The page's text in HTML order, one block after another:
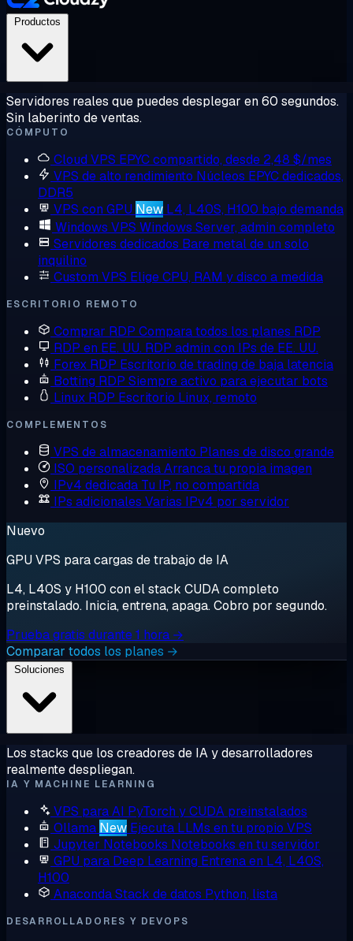
Servidores reales que puedes desplegar en 60 segundos.
Sin laberinto de ventas.
CÓMPUTO
Cloud VPS EPYC compartido, desde 2,48 $/mes
VPS de alto rendimiento Núcleos EPYC dedicados,
DDR5
VPS con GPU New L4, L40S, H100 bajo demanda
Windows VPS Windows Server, admin completo
Servidores dedicados Bare metal de un solo
inquilino
Custom VPS Elige CPU, RAM y disco a medida
ESCRITORIO REMOTO
Comprar RDP Compara todos los planes RDP
RDP en EE. UU. RDP admin con IPs de EE. UU.
Forex RDP Escritorio de trading de baja latencia
Botting RDP Siempre activo para ejecutar bots
Linux RDP Escritorio Linux, remoto
COMPLEMENTOS
VPS de almacenamiento Planes de disco grande
ISO personalizadaArranca tu propia imagen
IPv4 dedicada Tu IP, no compartida
IPs adicionales Varias IPv4 por servidor
Nuevo
GPU VPS para cargas de trabajo de IA
L4, L40S y H100 con el stack CUDA completo
preinstalado. Inicia, entrena, apaga. Cobro por segundo.
Prueba gratis durante 1 hora →
Comparar todos los planes →
Los stacks que los creadores de IA y desarrolladores
realmente despliegan.
IA Y MACHINE LEARNING
VPS para AI PyTorch y CUDA preinstalados
Ollama New Ejecuta LLMs en tu propio VPS
Jupyter Notebooks Notebooks en tu servidor
GPU para Deep Learning Entrena en L4, L40S,
H100
AnacondaStack de datos Python, lista
DESARROLLADORES Y DEVOPS